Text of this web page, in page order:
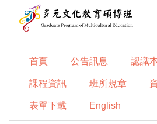
首頁 公告訊息 認識
課程資訊 班所規章
表單下載 English